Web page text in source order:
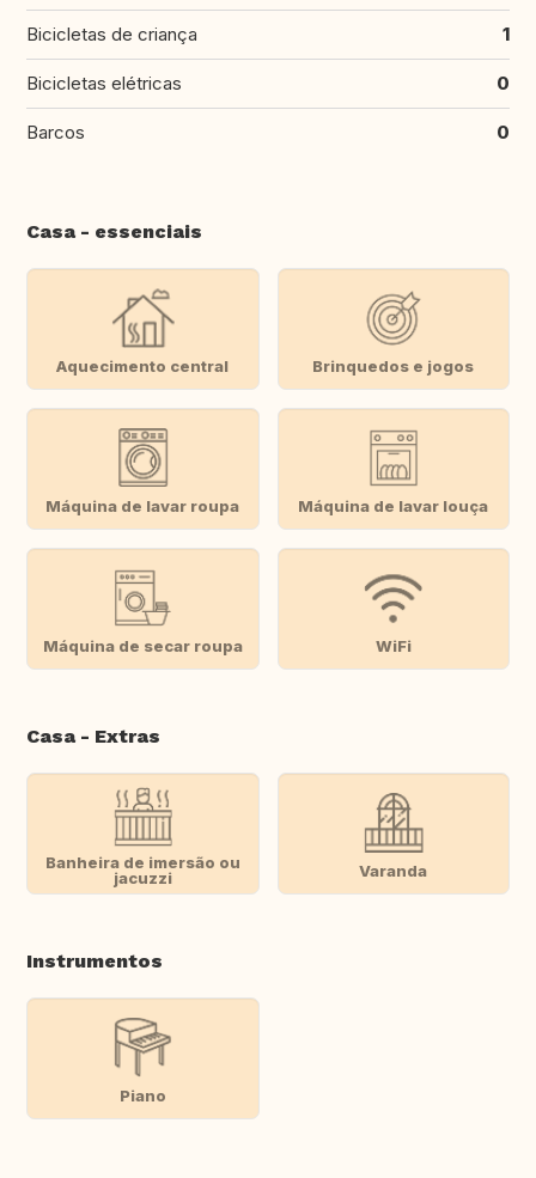
Bicicletas de criança 1
Bicicletas elétricas 0
Barcos 0
Casa - essenciais
Aquecimento central Brinquedos e jogos
Máquina de lavar roupa Máquina de lavar louça
Máquina de secar roupa WiFi
Casa - Extras
Banheira de imersão ou
jacuzzi
Varanda
Instrumentos
Piano